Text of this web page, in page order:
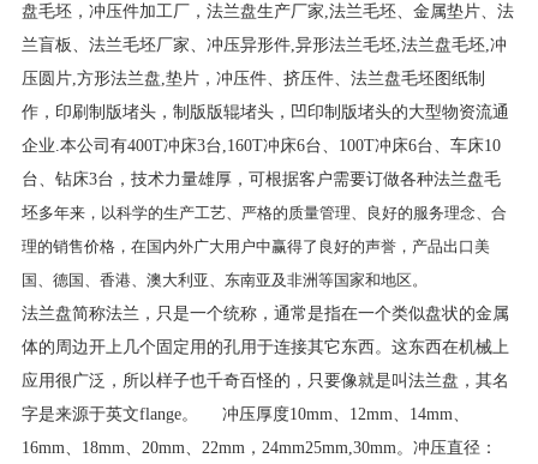
盘毛坯，冲压件加工厂，法兰盘生产厂家,法兰毛坯、金属垫片、法
兰盲板、法兰毛坯厂家、冲压异形件,异形法兰毛坯,法兰盘毛坯,冲
压圆片,方形法兰盘,垫片，冲压件、挤压件、法兰盘毛坯图纸制
作，印刷制版堵头，制版版辊堵头，凹印制版堵头的大型物资流通
企业.本公司有400T冲床3台,160T冲床6台、100T冲床6台、车床10
台、钻床3台，技术力量雄厚，可根据客户需要订做各种法兰盘毛
坯多年来，以科学的生产工艺、严格的质量管理、良好的服务理念、合
理的销售价格，在国内外广大用户中赢得了良好的声誉，产品出口美
国、德国、香港、澳大利亚、东南亚及非洲等国家和地区。
法兰盘简称法兰，只是一个统称，通常是指在一个类似盘状的金属
体的周边开上几个固定用的孔用于连接其它东西。这东西在机械上
应用很广泛，所以样子也千奇百怪的，只要像就是叫法兰盘，其名
字是来源于英文flange。 冲压厚度10mm、12mm、14mm、
16mm、18mm、20mm、22mm，24mm25mm,30mm。冲压直径：